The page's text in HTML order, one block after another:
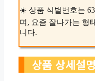
☀️ 상품 식별번호는
며, 요즘 잘나가는 형
니다.
상품 상세설명